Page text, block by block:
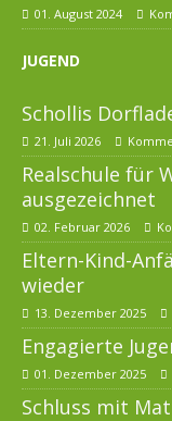
01. August 2024
JUGEND
Schollis
21. Juli 2026
Realschule für
ausgezeichnet
02. Februar 2026
Eltern-Kind-
wieder
13. Dezember 2025
Engagierte
01. Dezember 2025
Schluss mit